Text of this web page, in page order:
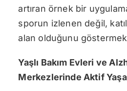
artıran örnek bir
sporun izlenen değil,
alan olduğunu
Yaşlı Bakım Evleri ve
Merkezlerinde Aktif